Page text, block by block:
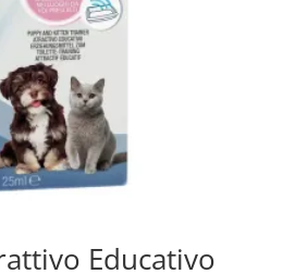
Educativo